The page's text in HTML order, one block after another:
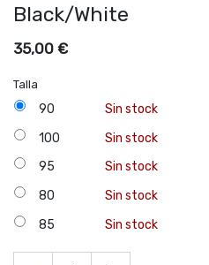
Black/White
35,00 €
Talla
90
Sin stock
100
Sin stock
95
Sin stock
80
Sin stock
85
Sin stock